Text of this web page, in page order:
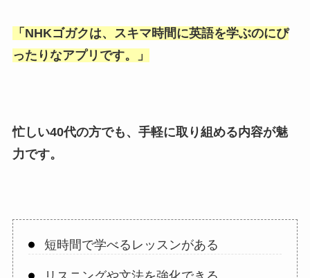
「 NHKゴガクは、スキマ時間に英語を学ぶのにぴ
ったりなアプリです。
」
忙しい40代の方でも、手軽に取り組める内容が魅
力です。
短時間で学べるレッスンがある